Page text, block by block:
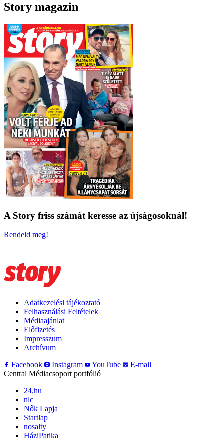
Story magazin
A Story friss számát keresse az újságosoknál!
Rendeld meg!
Adatkezelési tájékoztató
Felhasználási Feltételek
Médiaajánlat
Előfizetés
Impresszum
Archívum
Facebook
Instagram YouTube
E-mail
Central Médiacsoport portfólió
24.hu
nlc
Nők Lapja
Startlap
nosalty
HáziPatika